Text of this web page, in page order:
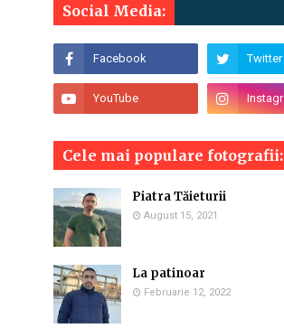
Social Media:
Cele mai populare fotografii:
Piatra Tăieturii
August 15, 2021
La patinoar
Februarie 12, 2022